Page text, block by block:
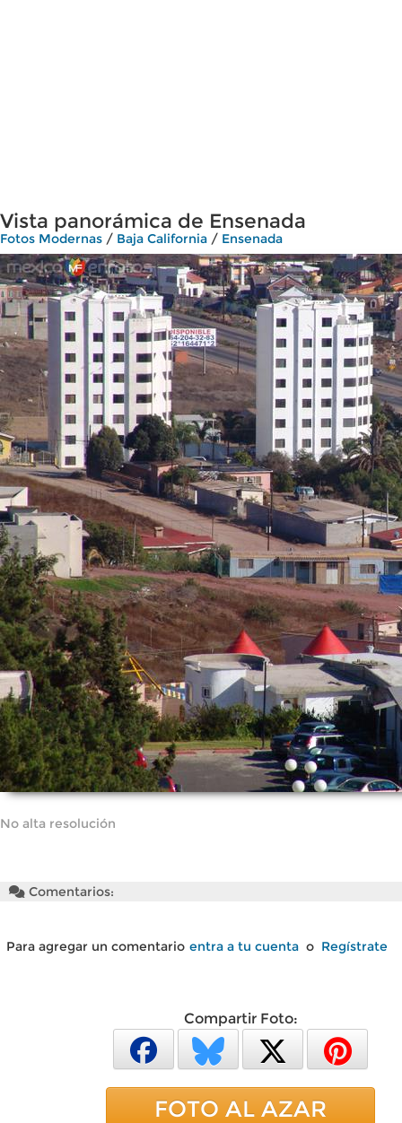
Vista panorámica de Ensenada
Fotos Modernas / Baja California / Ensenada
No alta resolución
Comentarios:
Para agregar un comentario entra a tu cuenta o Regístrate
Compartir Foto:
FOTO AL AZAR